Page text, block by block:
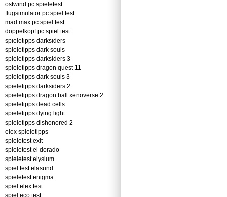
ostwind pc spieletest
flugsimulator pc spiel test
mad max pc spiel test
doppelkopf pc spiel test
spieletipps darksiders
spieletipps dark souls
spieletipps darksiders 3
spieletipps dragon quest 11
spieletipps dark souls 3
spieletipps darksiders 2
spieletipps dragon ball xenoverse 2
spieletipps dead cells
spieletipps dying light
spieletipps dishonored 2
elex spieletipps
spieletest exit
spieletest el dorado
spieletest elysium
spiel test elasund
spieletest enigma
spiel elex test
spiel eco test